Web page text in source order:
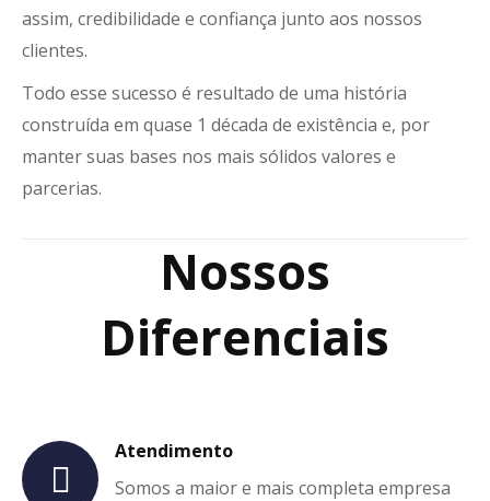
assim, credibilidade e confiança junto aos nossos
clientes.
Todo esse sucesso é resultado de uma história
construída em quase 1 década de existência e, por
manter suas bases nos mais sólidos valores e
parcerias.
Nossos
Diferenciais
Atendimento
Somos a maior e mais completa empresa